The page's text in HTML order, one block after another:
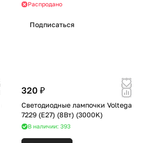
Распродано
Подписаться
320 ₽
Светодиодные лампочки Voltega
7229 (E27) (8Вт) (3000K)
В наличии: 393